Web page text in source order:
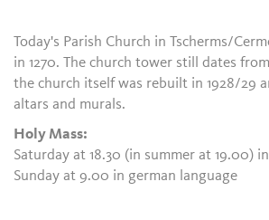
Today's Parish Church in Tscherms/
in 1270. The church tower still dates
the church itself was rebuilt in 1928/29
altars and murals.
Holy Mass:
Saturday at 18.30 (in summer at 19.00)
Sunday at 9.00 in german language